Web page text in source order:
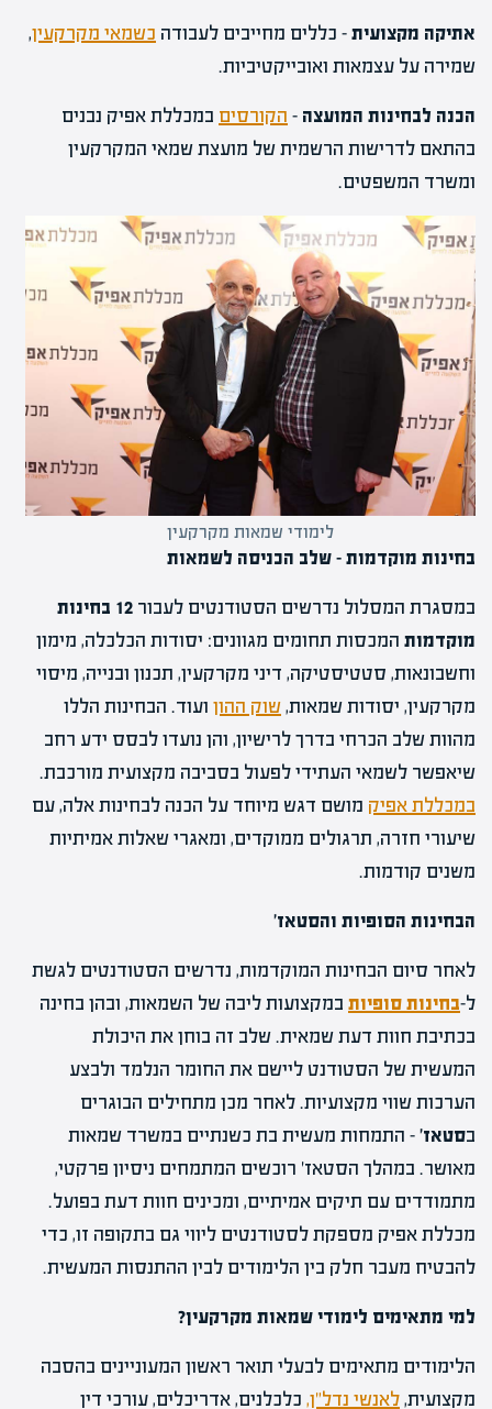
אתיקה מקצועית– כללים מחייבים לעבודה כשמאי מקרקעין,
שמירה על עצמאות ואובייקטיביות.
הכנה לבחינות המועצה – הקורסים במכללת אפיק נבנים
בהתאם לדרישות הרשמית של מועצת שמאי המקרקעין
ומשרד המשפטים.
לימודי שמאות מקרקעין
בחינות מוקדמות – שלב הכניסה לשמאות
במסגרת המסלול נדרשים הסטודנטים לעבור 12 בחינות
מוקדמות המכסות תחומים מגוונים: יסודות הכלכלה, מימון
וחשבונאות, סטטיסטיקה, דיני מקרקעין, תכנון ובנייה, מיסוי
מקרקעין, יסודות שמאות,שוק ההון ועוד. הבחינות הללו
מהוות שלב הכרחי בדרך לרישיון, והן נועדו לבסס ידע רחב
שיאפשר לשמאי העתידי לפעול בסביבה מקצועית מורכבת.
במכללת אפיק מושם דגש מיוחד על הכנה לבחינות אלה, עם
שיעורי חזרה, תרגולים ממוקדים, ומאגרי שאלות אמיתיות
משנים קודמות.
הבחינות הסופיות והסטאז'
לאחר סיום הבחינות המוקדמות, נדרשים הסטודנטים לגשת
ל-בחינות סופיות במקצועות ליבה של השמאות, ובהן בחינה
בכתיבת חוות דעת שמאית. שלב זה בוחן את היכולת
המעשית של הסטודנט ליישם את החומר הנלמד ולבצע
הערכות שווי מקצועיות. לאחר מכן מתחילים הבוגרים
בסטאז'– התמחות מעשית בת כשנתיים במשרד שמאות
מאושר. במהלך הסטאז' רוכשים המתמחים ניסיון פרקטי,
מתמודדים עם תיקים אמיתיים, ומכינים חוות דעת בפועל.
מכללת אפיק מספקת לסטודנטים ליווי גם בתקופה זו, כדי
להבטיח מעבר חלק בין הלימודים לבין ההתנסות המעשית.
למי מתאימים לימודי שמאות מקרקעין?
הלימודים מתאימים לבעלי תואר ראשון המעוניינים בהסבה
מקצועית,לאנשי נדל"ן, כלכלנים, אדריכלים, עורכי דין